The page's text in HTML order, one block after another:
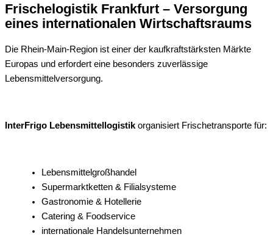
Frischelogistik Frankfurt – Versorgung
eines internationalen Wirtschaftsraums
Die Rhein-Main-Region ist einer der kaufkraftstärksten Märkte
Europas und erfordert eine besonders zuverlässige
Lebensmittelversorgung.
InterFrigo Lebensmittellogistik organisiert Frischetransporte für:
Lebensmittelgroßhandel
Supermarktketten & Filialsysteme
Gastronomie & Hotellerie
Catering & Foodservice
internationale Handelsunternehmen